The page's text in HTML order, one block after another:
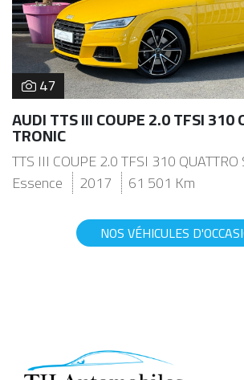
47
AUDI TTS III COUPE 2.0 TFSI 310
TRONIC
TTS III COUPE 2.0 TFSI 310 QUATTRO
Essence
2017 61 501 Km
NOS VÉHICULES